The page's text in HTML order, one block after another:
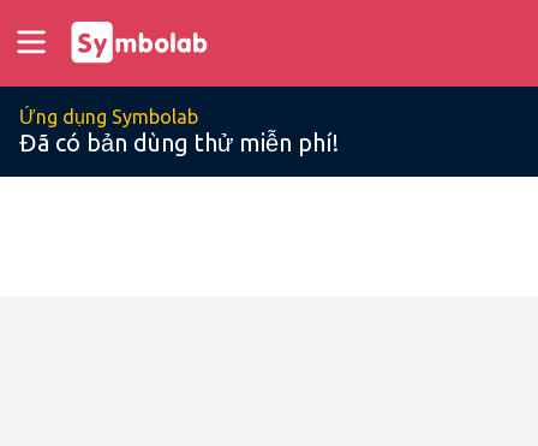
Ứng dụng Symbolab
Đã có bản dùng thử miễn phí!